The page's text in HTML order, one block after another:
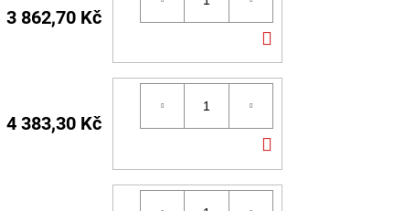
3 862,70 Kč
KOŠÍKU
4 383,30 Kč
KOŠÍKU